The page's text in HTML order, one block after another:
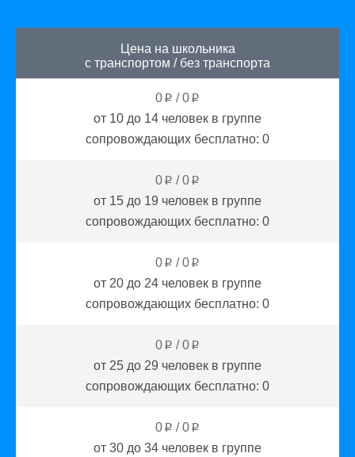
Цена на школьника
с транспортом / без транспорта
0 p /0 p
от 10 до 14 человек в группе
сопровождающих бесплатно: 0
0 p /0 p
от 15 до 19 человек в группе
сопровождающих бесплатно: 0
0 p /0 p
от 20 до 24 человек в группе
сопровождающих бесплатно: 0
0 p /0 p
от 25 до 29 человек в группе
сопровождающих бесплатно: 0
0 p /0 p
от 30 до 34 человек в группе